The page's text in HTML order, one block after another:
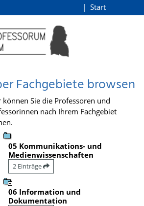
Start
Fachgebiete browsen
können Sie die Professoren und
nach Ihrem Fachgebiet
05 Kommunikations- und
Medienwissenschaften
2 Einträge
06 Information und
Dokumentation